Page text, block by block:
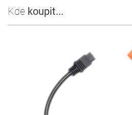
Kde koupit...